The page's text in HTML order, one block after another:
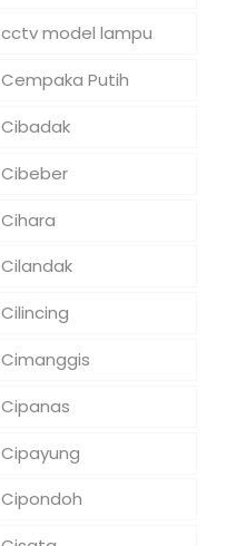
cctv model lampu
Cempaka Putih
Cibadak
Cibeber
Cihara
Cilandak
Cilincing
Cimanggis
Cipanas
Cipayung
Cipondoh